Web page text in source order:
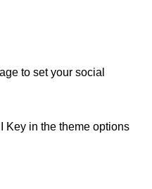
to set your social
Key in the theme options